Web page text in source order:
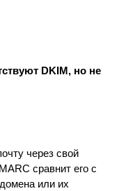
DKIM, но не
через свой
сравнит его с
или их